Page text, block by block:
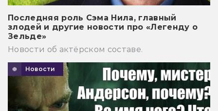
Последняя роль Сэма Нила, главный
злодей и другие новости про «Легенду о
Зельде»
Новости об актёрском составе.
Новости